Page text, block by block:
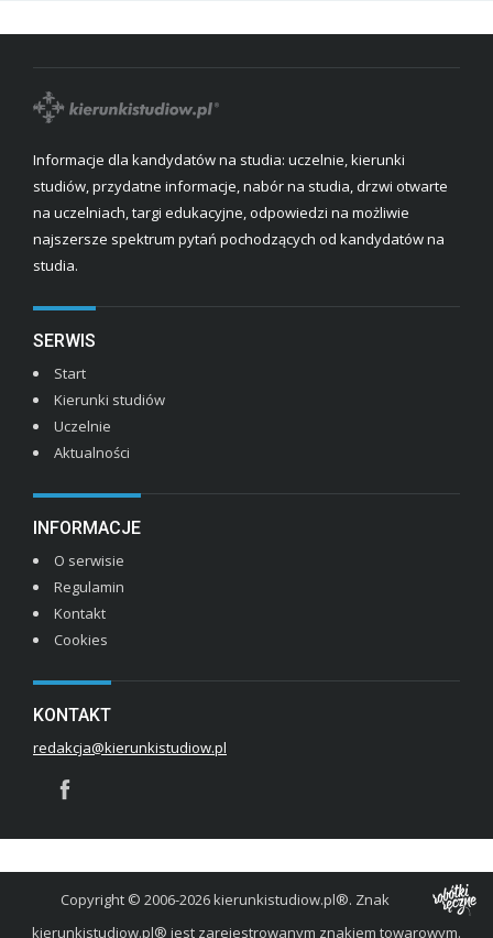
Informacje dla kandydatów na studia: uczelnie, kierunki
studiów, przydatne informacje, nabór na studia, drzwi otwarte
na uczelniach, targi edukacyjne, odpowiedzi na możliwie
najszersze spektrum pytań pochodzących od kandydatów na
studia.
SERWIS
Start
Kierunki studiów
Uczelnie
Aktualności
INFORMACJE
O serwisie
Regulamin
Kontakt
Cookies
KONTAKT
redakcja@kierunkistudiow.pl
Copyright © 2006-2026 kierunkistudiow.pl®. Znak
kierunkistudiow.pl® jest zarejestrowanym znakiem towarowym.